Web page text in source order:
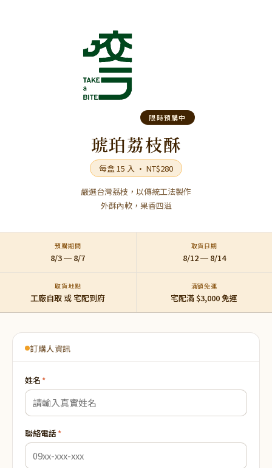
限時預購中
琥珀荔枝酥
每盒 15 入 · NT$280
嚴選台灣荔枝，以傳統工法製作
外酥內軟，果香四溢
預購期間
8/3 ─ 8/7
取貨日期
8/12 ─ 8/14
取貨地點
工廠自取 或 宅配到府
滿額免運
宅配滿 $3,000 免運
訂購人資訊
姓名 *
聯絡電話*